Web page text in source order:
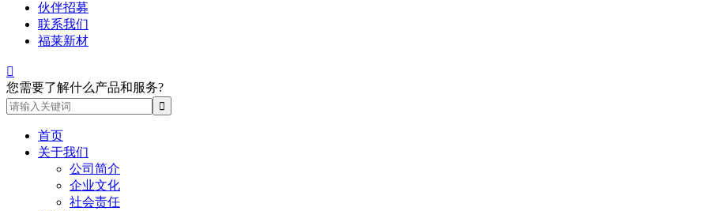
伙伴招募
联系我们
福莱新材

您需要了解什么产品和服务?
首页
关于我们
公司简介
企业文化
社会责任